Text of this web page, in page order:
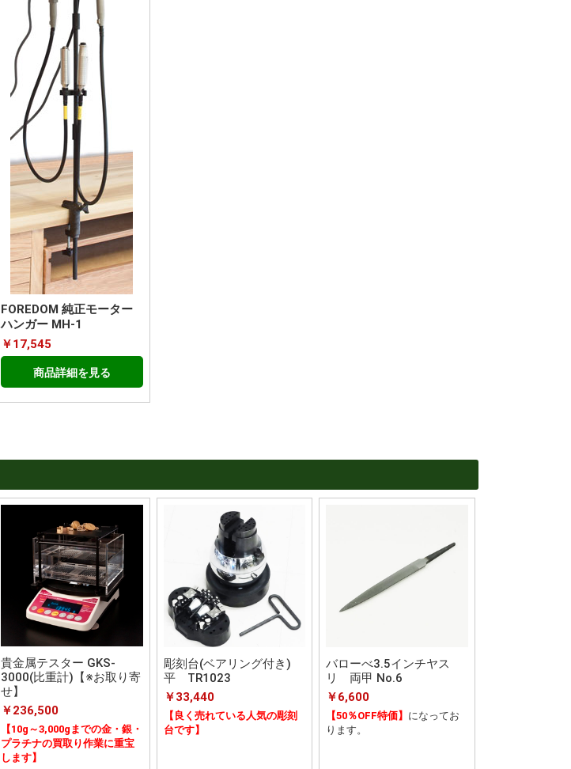
FOREDOM 純正モーター
ハンガー MH-1
￥17,545
商品詳細を見る
貴金属テスター GKS-
3000(比重計)【※お取り寄
せ】
￥236,500
【10g～3,000gまでの金・銀・
プラチナの買取り作業に重宝
します】
彫刻台(ベアリング付き)
平 TR1023
￥33,440
【良く売れている人気の彫刻
台です】
バローべ3.5インチヤス
リ 両甲 No.6
￥6,600
【50％OFF特価】 になってお
ります。